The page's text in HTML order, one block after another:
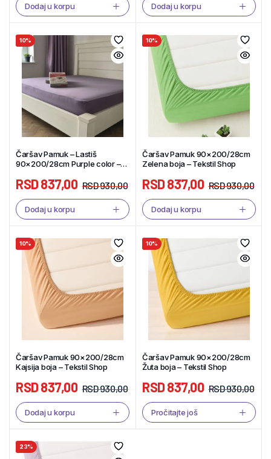
Dodaj u korpu Dodaj u korpu
10%
Čaršav Pamuk – Lastiš
90×200/28cm Purple color –
RSD930,00
RSD837,00
Dodaj u korpu
10%
Čaršav Pamuk 90×200/28cm
Zelena boja – Tekstil Shop
RSD930,00
RSD837,00
Dodaj u korpu
10%
Čaršav Pamuk 90×200/28cm
Kajsija boja – Tekstil Shop
RSD930,00
RSD837,00
Dodaj u korpu
10%
Čaršav Pamuk 90×200/28cm
Žuta boja – Tekstil Shop
RSD930,00
RSD837,00
Pročitajte još
23%